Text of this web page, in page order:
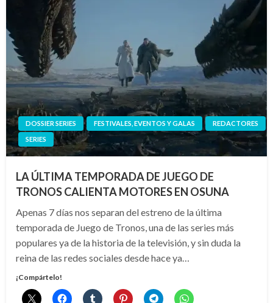
DOSSIER SERIES FESTIVALES, EVENTOS Y GALAS
REDACTORES
SERIES
LA ÚLTIMA TEMPORADA DE JUEGO DE
TRONOS CALIENTA MOTORES EN OSUNA
Apenas 7 días nos separan del estreno de la última
temporada de Juego de Tronos, una de las series más
populares ya de la historia de la televisión, y sin duda la
reina de las redes sociales desde hace ya…
¡Compártelo!